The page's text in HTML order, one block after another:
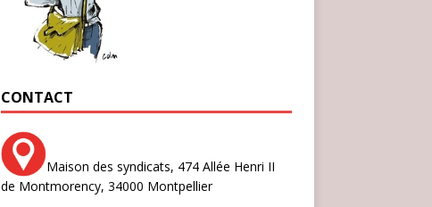
CONTACT
Maison des syndicats, 474 Allée Henri II
de Montmorency, 34000 Montpellier